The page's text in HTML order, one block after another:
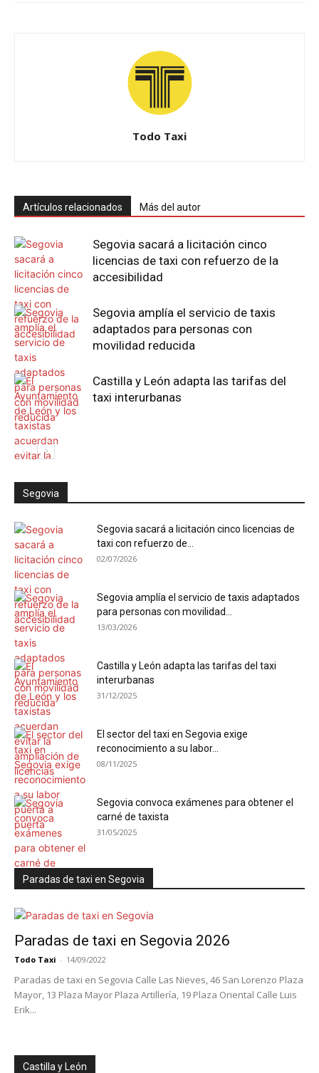
Todo Taxi
Artículos relacionados Más del autor
Segovia sacará a licitación cinco
licencias de taxi con refuerzo de la
accesibilidad
Segovia amplía el servicio de taxis
adaptados para personas con
movilidad reducida
Castilla y León adapta las tarifas del
taxi interurbanas
Segovia
Segovia sacará a licitación cinco licencias de
taxi con refuerzo de...
02/07/2026
Segovia amplía el servicio de taxis adaptados
para personas con movilidad...
13/03/2026
Castilla y León adapta las tarifas del taxi
interurbanas
31/12/2025
El sector del taxi en Segovia exige
reconocimiento a su labor...
08/11/2025
Segovia convoca exámenes para obtener el
carné de taxista
31/05/2025
Paradas de taxi en Segovia
Paradas de taxi en Segovia 2026
Todo Taxi - 14/09/2022
Paradas de taxi en Segovia Calle Las Nieves, 46 San Lorenzo Plaza
Mayor, 13 Plaza Mayor Plaza Artillería, 19 Plaza Oriental Calle Luis
Erik...
Castilla y León